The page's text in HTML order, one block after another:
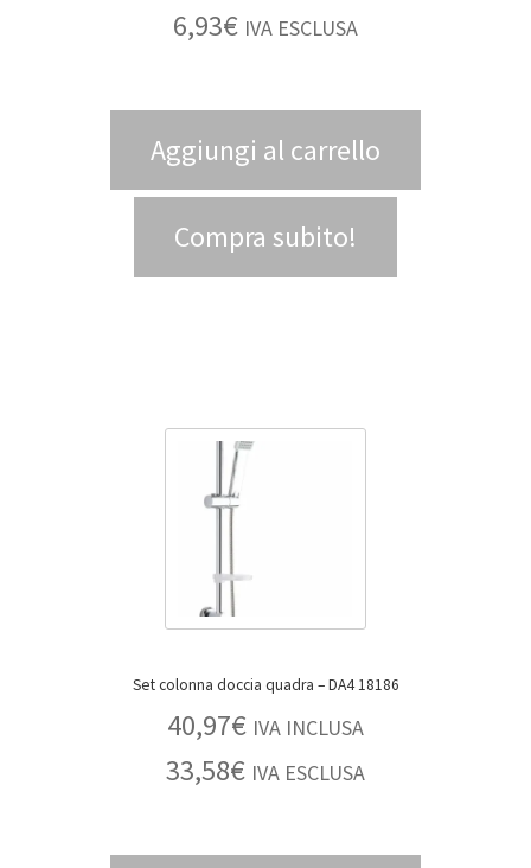
6,93€ IVA ESCLUSA
Aggiungi al carrello
Compra subito!
Set colonna doccia quadra – DA4 18186
40,97€ IVA INCLUSA
33,58€ IVA ESCLUSA